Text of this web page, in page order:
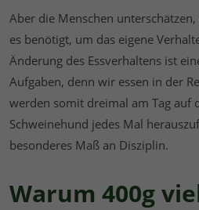
Aber die Menschen
es benötigt, um das eigene
Änderung des Essverhaltens ist
Aufgaben, denn wir essen in der
werden somit dreimal am Tag auf
Schweinehund jedes Mal
besonderes Maß an Disziplin.
Warum 400g